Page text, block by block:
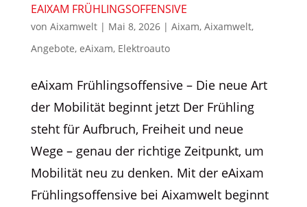
EAIXAM FRÜHLINGSOFFENSIVE
von Aixamwelt| Mai 8, 2026| Aixam, Aixamwelt,
Angebote, eAixam, Elektroauto
eAixam Frühlingsoffensive – Die neue Art
der Mobilität beginnt jetzt Der Frühling
steht für Aufbruch, Freiheit und neue
Wege – genau der richtige Zeitpunkt, um
Mobilität neu zu denken. Mit der eAixam
Frühlingsoffensive bei Aixamwelt beginnt